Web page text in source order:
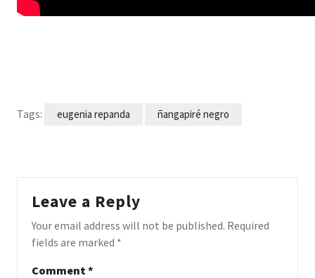
Tags: eugenia repanda ñangapiré negro
Leave a Reply
Your email address will not be published. Required
fields are marked *
Comment*